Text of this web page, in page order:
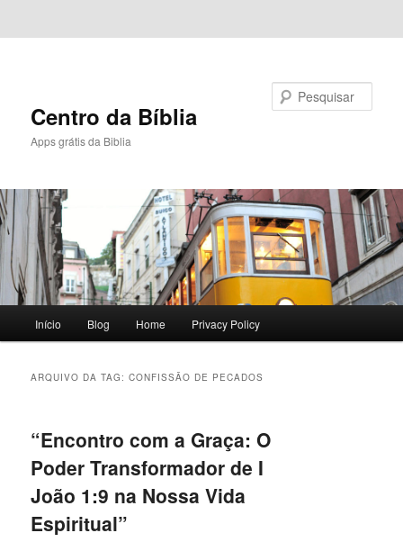
Centro da Bíblia
Apps grátis da Biblia
principal
Início Blog Home Privacy Policy
ARQUIVO DA TAG:CONFISSÃO DE PECADOS
“Encontro com a Graça: O
Poder Transformador de I
João 1:9 na Nossa Vida
Espiritual”